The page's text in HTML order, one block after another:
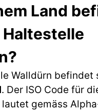
Land
Walldürn befindet
. Der ISO Code für
gemäss